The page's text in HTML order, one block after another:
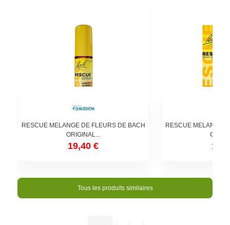
RESCUE MELANGE DE FLEURS DE BACH
ORIGINAL...
19,40 €
RESCUE MELANGE
Tous les produits similaires